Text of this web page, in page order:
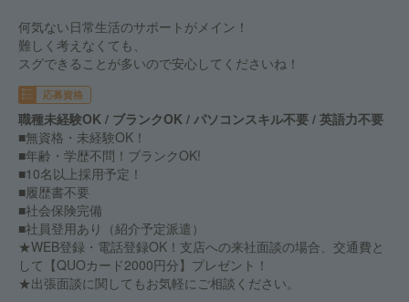
何気ない日常生活のサポートがメイン！
難しく考えなくても、
スグできることが多いので安心してくださいね！
応募資格
職種未経験OK / ブランクOK / パソコンスキル不要 / 英語力不要
■無資格・未経験OK！
■年齢・学歴不問！ブランクOK!
■10名以上採用予定！
■履歴書不要
■社会保険完備
■社員登用あり（紹介予定派遣）
★WEB登録・電話登録OK！支店への来社面談の場合、交通費と
して【QUOカード2000円分】プレゼント！
★出張面談に関してもお気軽にご相談ください。